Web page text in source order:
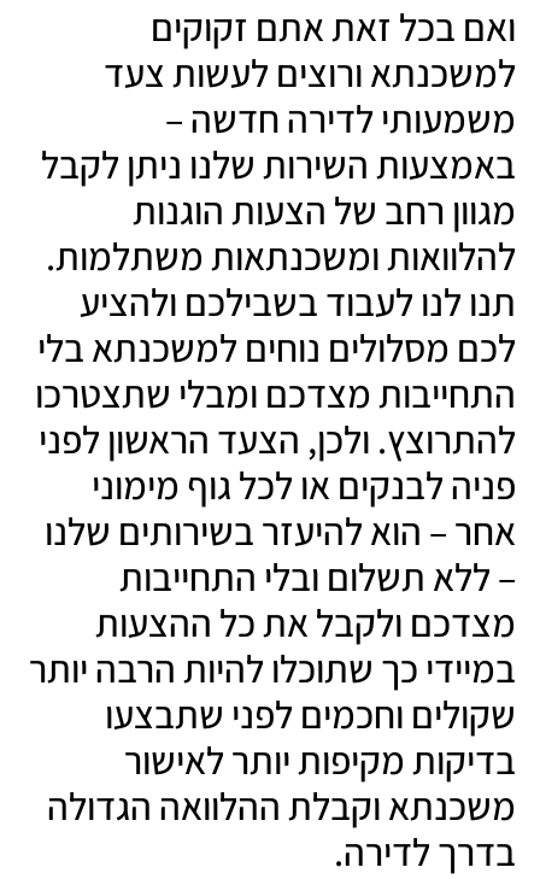
ואם בכל זאת אתם זקוקים
למשכנתא ורוצים לעשות צעד
משמעותי לדירה חדשה –
באמצעות השירות שלנו ניתן לקבל
מגוון רחב של הצעות הוגנות
להלוואות ומשכנתאות משתלמות.
תנו לנו לעבוד בשבילכם ולהציע
לכם מסלולים נוחים למשכנתא בלי
התחייבות מצדכם ומבלי שתצטרכו
להתרוצץ. ולכן, הצעד הראשון לפני
פניה לבנקים או לכל גוף מימוני
אחר – הוא להיעזר בשירותים שלנו
– ללא תשלום ובלי התחייבות
מצדכם ולקבל את כל ההצעות
במיידי כך שתוכלו להיות הרבה יותר
שקולים וחכמים לפני שתבצעו
בדיקות מקיפות יותר לאישור
משכנתא וקבלת ההלוואה הגדולה
בדרך לדירה.